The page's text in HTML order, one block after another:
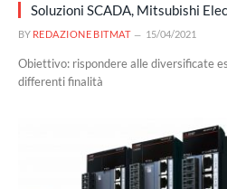
Soluzioni SCADA, Mitsubishi
BY REDAZIONE BITMAT 15/04/2021
Obiettivo: rispondere alle diversificate
differenti finalità